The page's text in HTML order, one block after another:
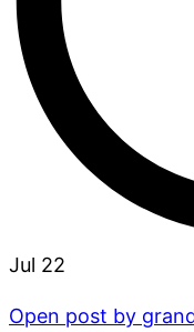
Jul 22
Open post by